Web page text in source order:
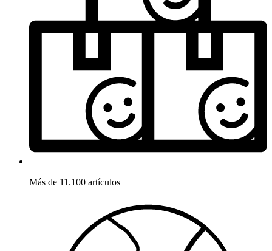
Más de 11.100 artículos